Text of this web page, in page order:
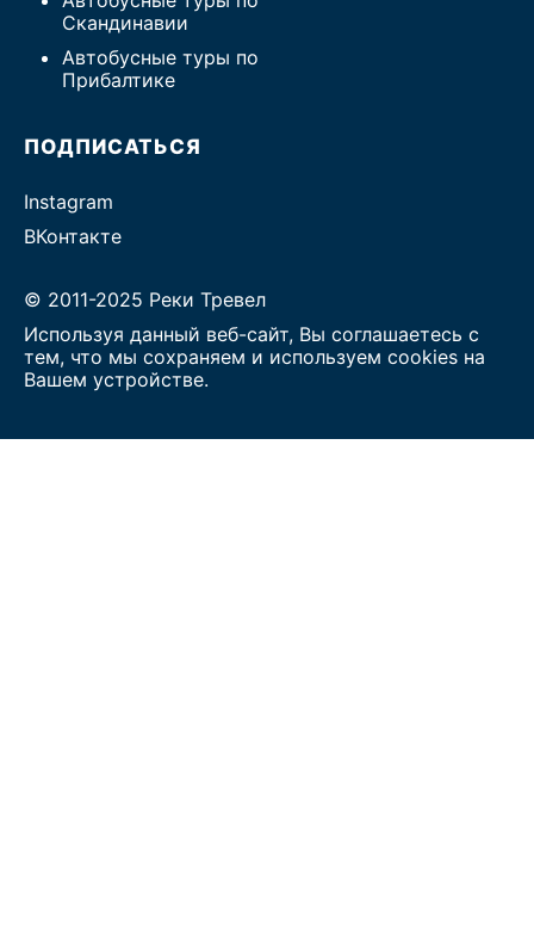
Скандинавии
Автобусные туры по
Прибалтике
ПОДПИСАТЬСЯ
Instagram
ВКонтакте
© 2011-2025 Реки Тревел
Используя данный веб-сайт, Вы соглашаетесь с
тем, что мы сохраняем и используем cookies на
Вашем устройстве.